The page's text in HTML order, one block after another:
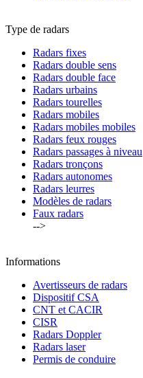
Type de radars
Radars fixes
Radars double sens
Radars double face
Radars urbains
Radars tourelles
Radars mobiles
Radars mobiles mobiles
Radars feux rouges
Radars passages à niveau
Radars tronçons
Radars autonomes
Radars leurres
Modèles de radars
Faux radars
-->
Informations
Avertisseurs de radars
Dispositif CSA
CNT et CACIR
CISR
Radars Doppler
Radars laser
Permis de conduire